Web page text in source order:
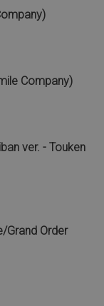
Company)
ver. - Touken
Grand Order